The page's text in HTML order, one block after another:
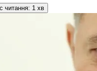
читання: 1 хв